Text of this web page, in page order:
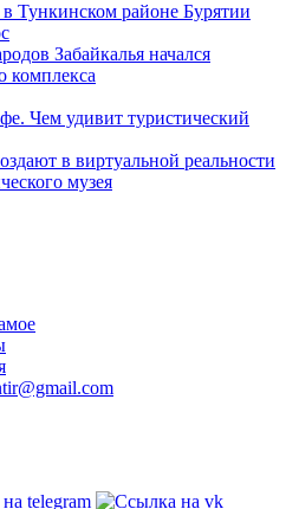
Тункинском районе Бурятии
Забайкалья начался
комплекса
Чем удивит туристический
в виртуальной реальности
музея